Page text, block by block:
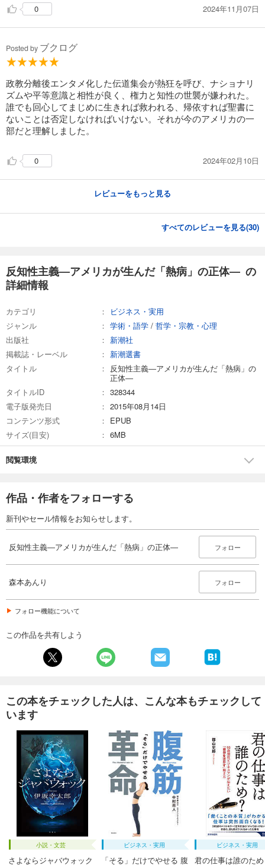
0 2024年11月07日
Posted by ブクログ
政教分離後エンタメ化した伝道集会が熱狂を呼び、ナショナリ
ズムや平等意識と相性が良く、権力と知性の世襲が嫌われた。
誰でも回心してまじめに生きれば救われる、帰依すれば聖書に
ないことは否定しなければいけない。それが今のアメリカの一
部だと理解しました。
0 2024年02月10日
レビューをもっと見る
すべてのレビューを見る(30)
反知性主義―アメリカが生んだ「熱病」の正体― の
詳細情報
カテゴリ
ビジネス・実用
ジャンル
学術・語学 / 哲学・宗教・心理
出版社
新潮社
掲載誌・レーベル
新潮選書
タイトル
反知性主義―アメリカが生んだ「熱病」の
正体―
タイトルID
328344
電子版発売日
2015年08月14日
コンテンツ形式
EPUB
サイズ(目安)
6MB
閲覧環境
作品・作者をフォローする
新刊やセール情報をお知らせします。
反知性主義―アメリカが生んだ「熱病」の正体― フォロー
森本あんり フォロー
フォロー機能について
この作品を共有しよう
この本をチェックした人は、こんな本もチェックして
います
小説・文芸
さよならジャバウォック
ビジネス・実用
「そる」だけでやせる 腹
ビジネス・実用
君の仕事は誰のた